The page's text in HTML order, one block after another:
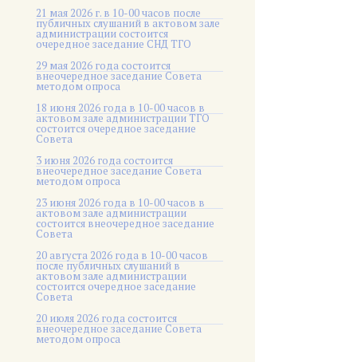
21 мая 2026 г. в 10-00 часов после
публичных слушаний в актовом зале
администрации состоится
очередное заседание СНД ТГО
29 мая 2026 года состоится
внеочередное заседание Совета
методом опроса
18 июня 2026 года в 10-00 часов в
актовом зале администрации ТГО
состоится очередное заседание
Совета
3 июня 2026 года состоится
внеочередное заседание Совета
методом опроса
23 июня 2026 года в 10-00 часов в
актовом зале администрации
состоится внеочередное заседание
Совета
20 августа 2026 года в 10-00 часов
после публичных слушаний в
актовом зале администрации
состоится очередное заседание
Совета
20 июля 2026 года состоится
внеочередное заседание Совета
методом опроса